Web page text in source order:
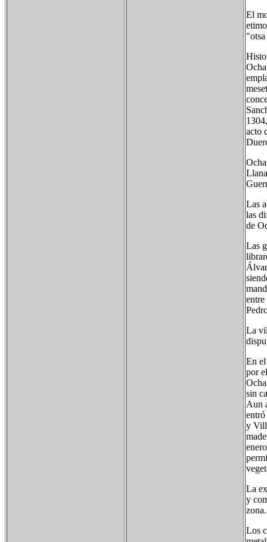
El
acto
Las
las
de
Las
La
En
por
sin
Aun
y
La
y
zona.
Los